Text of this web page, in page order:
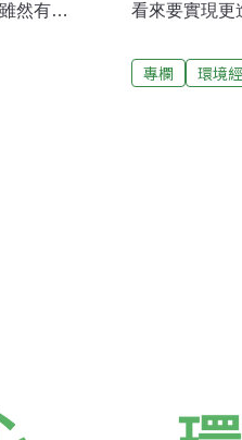
然有重
否創造
在於經
的經濟
薪資，
會中種
。就各
本內在
看來要實現更
能源之量的通
考慮經濟成長
(Herman
境空間」一
（SSE)下定
工製品量為
望的、令人
專欄 環境